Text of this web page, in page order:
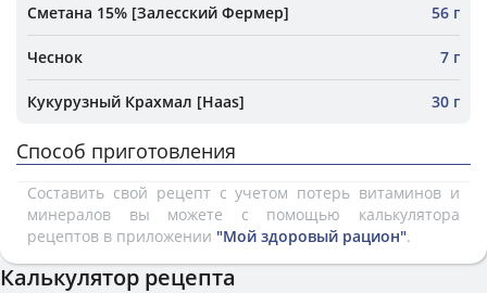
Сметана 15% [Залесский Фермер] 56 г
Чеснок 7 г
Кукурузный Крахмал [Haas] 30 г
Способ приготовления
Составить свой рецепт с учетом потерь витаминов и
минералов вы можете с помощью калькулятора
рецептов в приложении "Мой здоровый рацион".
Калькулятор рецепта